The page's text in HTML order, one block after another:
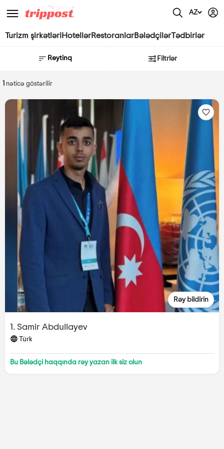
AZ
Turizm şirkətləriHotellərRestoranlarBələdçilərTədbirlər
Reytinq Filtrlər
nəticə göstərilir
Rəy bildirin
1. Samir Abdullayev
Türk
Bu Bələdçi haqqında rəy yazan ilk siz olun